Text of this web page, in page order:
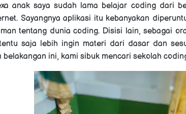
anak saya sudah lama belajar coding dari
Sayangnya aplikasi itu kebanyakan
tentang dunia coding. Disisi lain, sebagai
saja lebih ingin materi dari dasar dan
belakangan ini, kami sibuk mencari sekolah